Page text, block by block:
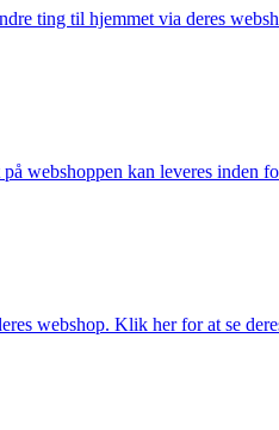
ting til hjemmet via deres
webshoppen kan leveres
webshop. Klik her for at se